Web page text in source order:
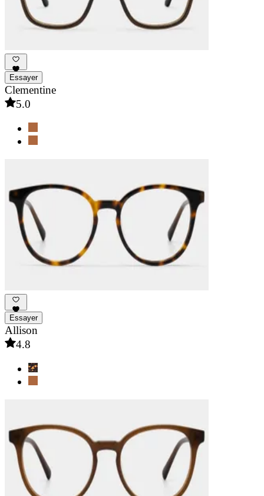
Essayer
Clementine
5.0
Essayer
Allison
4.8